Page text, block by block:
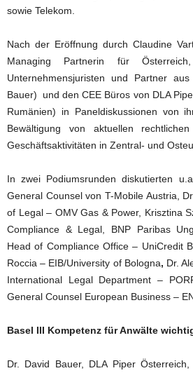
sowie Telekom.
Nach der Eröffnung durch Claudine
Managing Partnerin für
Unternehmensjuristen und Partner
Bauer) und den CEE Büros von DLA
Rumänien) in Paneldiskussionen von
Bewältigung von aktuellen
Geschäftsaktivitäten in Zentral- und
In zwei Podiumsrunden diskutierten
General Counsel von T-Mobile Austria,
of Legal – OMV Gas & Power, Krisztina
Compliance & Legal, BNP Paribas
Head of Compliance Office – UniCredit
Roccia – EIB/University of Bologna, Dr.
International Legal Department –
General Counsel European Business –
Basel III Kompetenz für Anwälte
Dr. David Bauer, DLA Piper